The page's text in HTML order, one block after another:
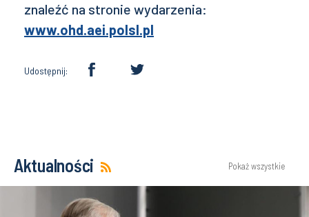
znaleźć na stronie wydarzenia:
www.ohd.aei.polsl.pl
Udostępnij:
Aktualności Pokaż wszystkie